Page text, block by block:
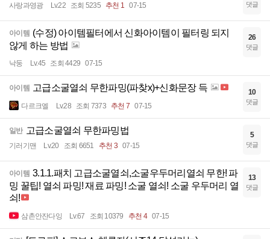
사랑과영광 Lv.22 조회 5235 추천 1 07-15 댓글
아이템 (수정) 아이템필터에서 신화아이템이 필터링 되지
않게 하는 방법
낙둥 Lv.45 조회 4429 07-15
26
댓글
아이템 고급소굴열쇠 무한파밍(파찾x)+신화문장 득
다르크엘 Lv.28 조회 7373 추천 7 07-15
10
댓글
일반 고급소굴열쇠 무한파밍법
기러기맨 Lv.20 조회 6651 추천 3 07-15
5
댓글
아이템 3.1.1.패치 고급소굴열쇠,소굴우두머리열쇠 무한! 파
밍 꿀팁! 열쇠 파밍! 재료 파밍! 소굴 열쇠! 소굴 우두머리 열
쇠!
삼촌안잔다잉 Lv.67 조회 10379 추천 4 07-15
13
댓글